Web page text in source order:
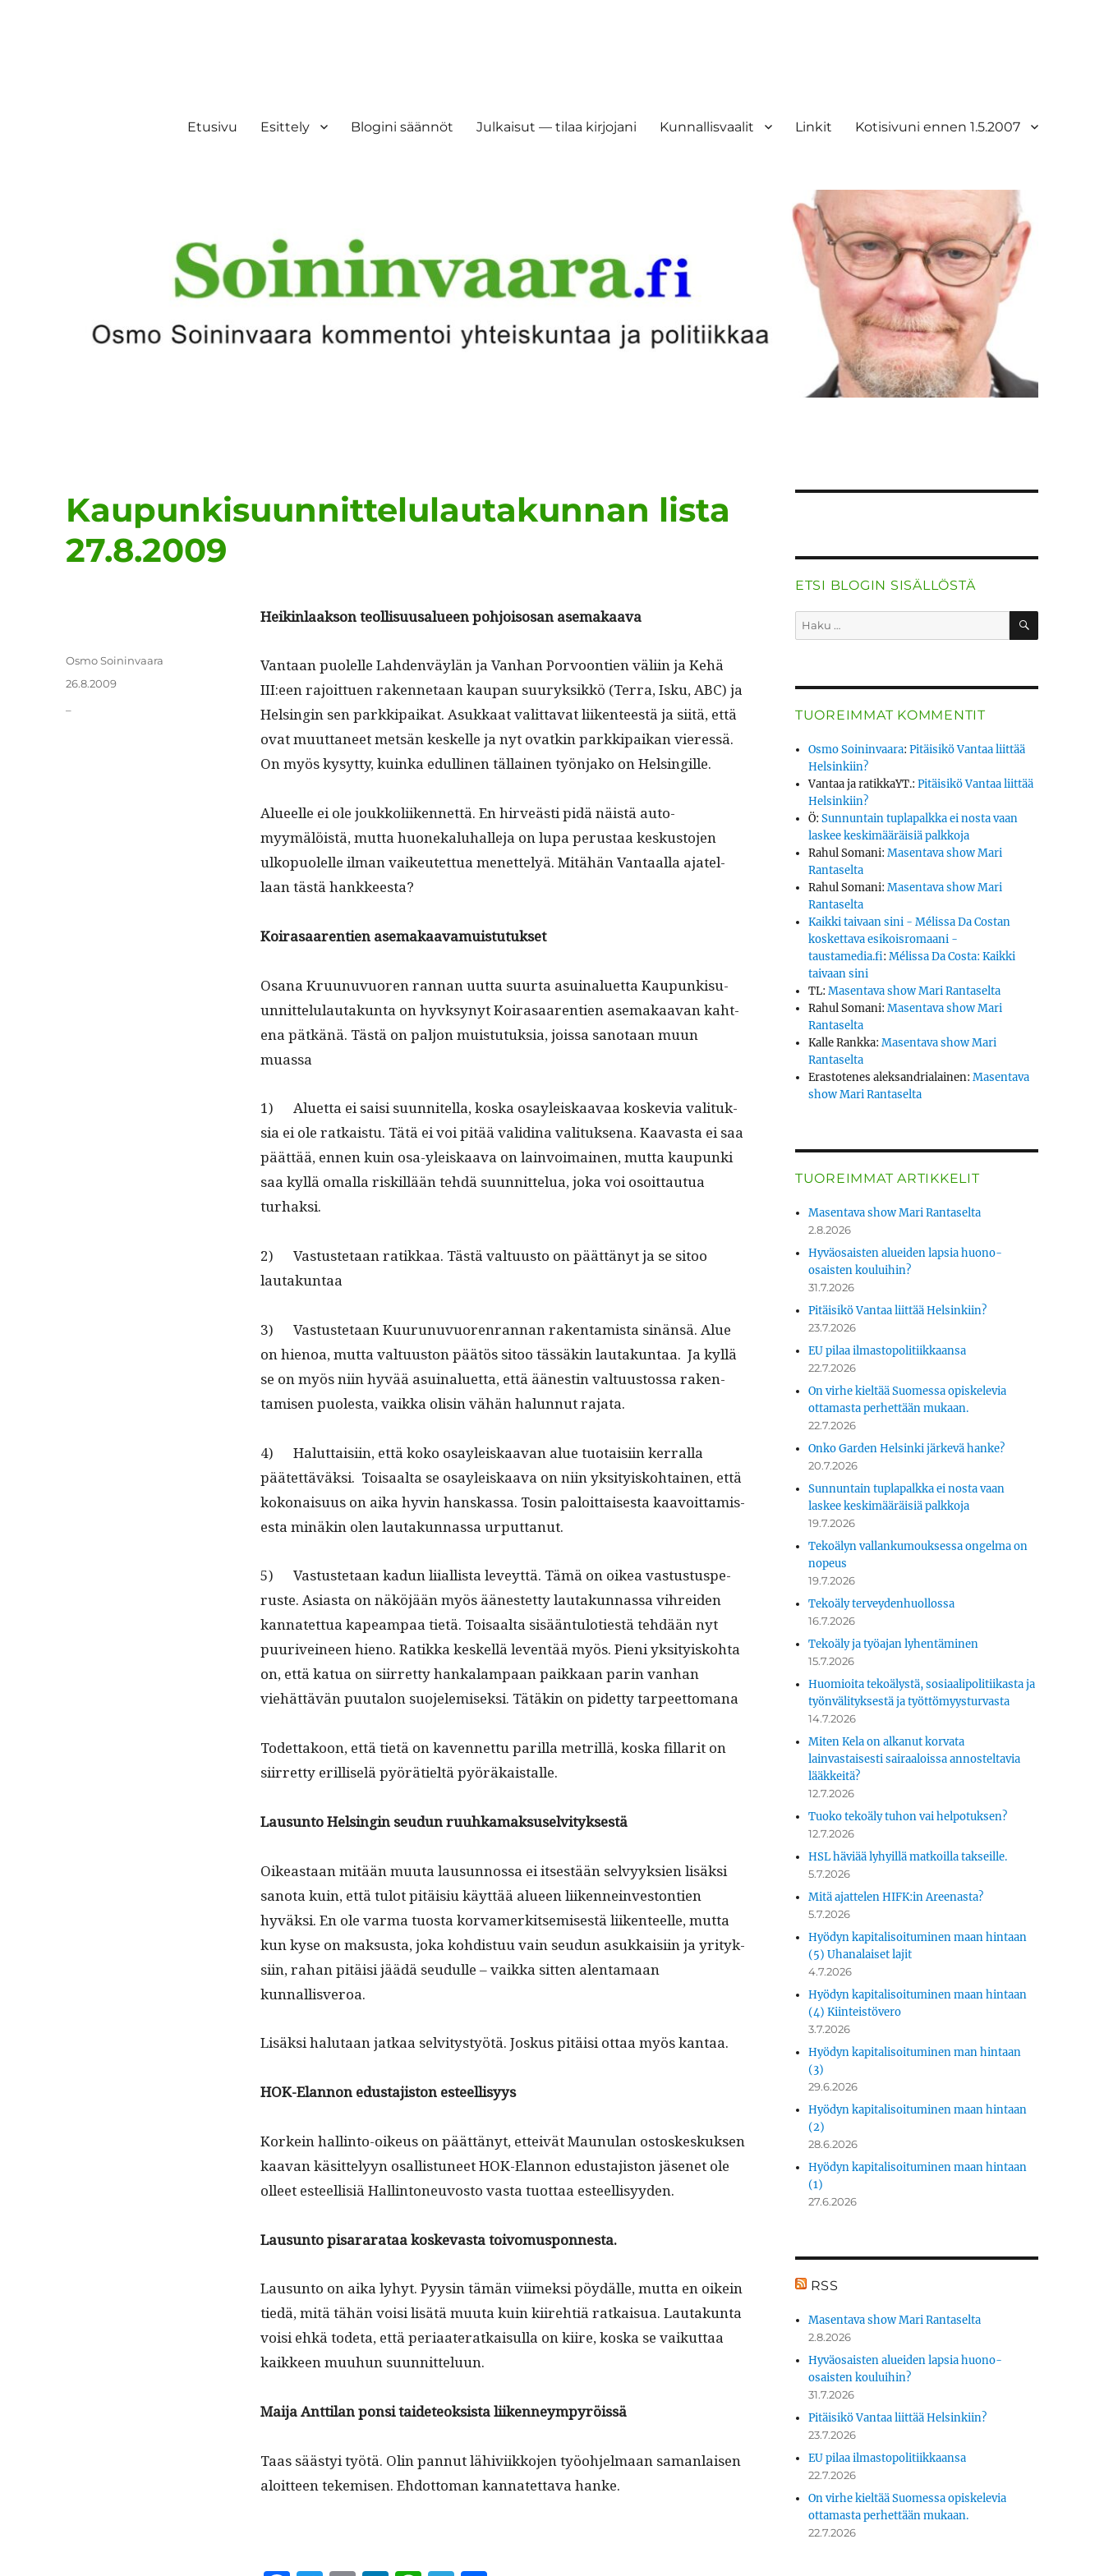
Etusivu Esittely Blogini säännöt Julkaisut — tilaa kirjojani Kunnallisvaalit Linkit Kotisivuni ennen 1.5.2007
Kaupunkisuunnittelulautakunnan lista
27.8.2009
Heikin­laak­son teol­lisu­usalueen pohjoisosan asemakaava
Van­taan puolelle Lah­den­väylän ja Van­han Por­voon­tien väli­in ja Kehä
III:een rajoittuen raken­netaan kau­pan suuryk­sikkö (Ter­ra, Isku, ABC) ja
Helsin­gin sen parkkipaikat. Asukkaat valit­ta­vat liiken­teestä ja siitä, että
ovat muut­ta­neet met­sän keskelle ja nyt ovatkin parkkipaikan vier­essä.
On myös kysyt­ty, kuin­ka edulli­nen täl­lainen työn­jako on Helsingille.
Alueelle ei ole joukkoli­iken­net­tä. En hirveästi pidä näistä auto­
myymälöistä, mut­ta huonekaluhalle­ja on lupa perus­taa keskus­to­jen
ulkop­uolelle ilman vaikeutet­tua menet­te­lyä. Mitähän Van­taal­la ajatel­
laan tästä hankkeesta?
Koirasaar­en­tien asemakaavamuistutukset
Osana Kru­unuvuoren ran­nan uut­ta suur­ta asuinaluet­ta Kaupunkisu­
un­nit­telu­lau­takun­ta on hyvksynyt Koirasaar­en­tien ase­makaa­van kaht­
e­na pätkänä. Tästä on paljon muis­tu­tuk­sia, jois­sa san­o­taan muun
muassa
1) Aluet­ta ei saisi suun­nitel­la, kos­ka osayleiskaavaa koske­via val­i­tuk­
sia ei ole ratkaistu. Tätä ei voi pitää valid­i­na val­i­tuk­se­na. Kaavas­ta ei saa
päät­tää, ennen kuin osa-yleiskaa­va on lain­voimainen, mut­ta kaupun­ki
saa kyl­lä oma­l­la riskil­lään tehdä suun­nit­telua, joka voi osoit­tau­tua
turhaksi.
2) Vas­tuste­taan ratikkaa. Tästä val­tu­us­to on päät­tänyt ja se sitoo
lautakuntaa
3) Vas­tuste­taan Kuu­runuvuoren­ran­nan rak­en­tamista sinän­sä. Alue
on hienoa, mut­ta val­tu­us­ton päätös sitoo tässäkin lau­takun­taa. Ja kyl­lä
se on myös niin hyvää asuinaluet­ta, että äänestin val­tu­us­tossa rak­en­
tamisen puoles­ta, vaik­ka olisin vähän halun­nut rajata.
4) Halut­taisi­in, että koko osayleiskaa­van alue tuo­taisi­in ker­ral­la
päätet­täväk­si. Toisaal­ta se osayleiskaa­va on niin yksi­tyisko­htainen, että
kokon­aisu­us on aika hyvin han­skas­sa. Tosin paloit­tais­es­ta kaavoit­tamis­
es­ta minäkin olen lau­takun­nas­sa urputtanut.
5) Vas­tuste­taan kadun liial­lista lev­eyt­tä. Tämä on oikea vas­tus­tus­pe­
ruste. Asi­as­ta on näköjään myös äänestet­ty lau­takun­nas­sa vihrei­den
kan­natet­tua kapeam­paa tietä. Toisaal­ta sisään­tu­loti­estä tehdään nyt
puurivei­neen hieno. Ratik­ka keskel­lä lev­en­tää myös. Pieni yksi­tyisko­h­ta
on, että kat­ua on siir­ret­ty han­kalam­paan paikkaan parin van­han
viehät­tävän puu­talon suo­jelemisek­si. Tätäkin on pidet­ty tarpeettomana
Todet­takoon, että tietä on kaven­net­tu par­il­la metril­lä, kos­ka fil­lar­it on
siir­ret­ty eril­liselä pyörätieltä pyöräkaistalle.
Lausun­to Helsin­gin seudun ruuhkamaksuselvityksestä
Oikeas­t­aan mitään muu­ta lausun­nos­sa ei itses­tään selvyyk­sien lisäk­si
san­o­ta kuin, että tulot pitäi­siu käyt­tää alueen liiken­nein­ve­ston­tien
hyväk­si. En ole var­ma tuos­ta kor­vamerk­it­semis­es­tä liiken­teelle, mut­ta
kun kyse on mak­sus­ta, joka kohdis­tuu vain seudun asukkaisi­in ja yri­tyk­
si­in, rahan pitäisi jäädä seudulle – vaik­ka sit­ten alen­ta­maan
kunnallisveroa.
Lisäk­si halu­taan jatkaa selvi­tystyötä. Joskus pitäisi ottaa myös kantaa.
HOK-Elan­non edus­ta­jis­ton esteellisyys
Korkein hallinto-oikeus on päät­tänyt, etteivät Maunulan ostoskeskuk­sen
kaa­van käsit­te­lyyn osal­lis­tuneet HOK-Elan­non edus­ta­jis­ton jäsenet ole
olleet esteel­lisiä Hallintoneu­vos­to vas­ta tuot­taa esteellisyyden.
Lausun­to pis­ararataa koskev­as­ta toivomusponnesta.
Lausun­to on aika lyhyt. Pyysin tämän viimek­si pöy­dälle, mut­ta en oikein
tiedä, mitä tähän voisi lisätä muu­ta kuin kiire­htiä ratkaisua. Lau­takun­ta
voisi ehkä tode­ta, että peri­aat­er­atkaisul­la on kiire, kos­ka se vaikut­taa
kaik­keen muuhun suunnitteluun.
Mai­ja Antti­lan pon­si taide­teok­sista liikenneympyröissä
Taas säästyi työtä. Olin pan­nut lähivi­ikko­jen työo­hjel­maan saman­laisen
aloit­teen tekemisen. Ehdot­toman kan­natet­ta­va hanke.
Kirjoittaja
Osmo Soininvaara
Julkaistu
26.8.2009
ETSI BLOGIN SISÄLLÖSTÄ
Etsi: HAKU
TUOREIMMAT KOMMENTIT
Osmo Soininvaara:Pitäisikö Vantaa liittää
Helsinkiin?
Vantaa ja ratikkaYT.:Pitäisikö Vantaa liittää
Helsinkiin?
Ö:Sunnuntain tuplapalkka ei nosta vaan
laskee keskimääräisiä palkkoja
Rahul Somani:Masentava show Mari
Rantaselta
Rahul Somani:Masentava show Mari
Rantaselta
Kaikki taivaan sini - Mélissa Da Costan
koskettava esikoisromaani -
taustamedia.fi:Mélissa Da Costa: Kaikki
taivaan sini
TL:Masentava show Mari Rantaselta
Rahul Somani:Masentava show Mari
Rantaselta
Kalle Rankka:Masentava show Mari
Rantaselta
Erastotenes aleksandrialainen:Masentava
show Mari Rantaselta
TUOREIMMAT ARTIKKELIT
Masentava show Mari Rantaselta
2.8.2026
Hyväosaisten alueiden lapsia huono-
osaisten kouluihin?
31.7.2026
Pitäisikö Vantaa liittää Helsinkiin?
23.7.2026
EU pilaa ilmastopolitiikkaansa
22.7.2026
On virhe kieltää Suomessa opiskelevia
ottamasta perhettään mukaan.
22.7.2026
Onko Garden Helsinki järkevä hanke?
20.7.2026
Sunnuntain tuplapalkka ei nosta vaan
laskee keskimääräisiä palkkoja
19.7.2026
Tekoälyn vallankumouksessa ongelma on
nopeus
19.7.2026
Tekoäly terveydenhuollossa
16.7.2026
Tekoäly ja työajan lyhentäminen
15.7.2026
Huomioita tekoälystä, sosiaalipolitiikasta ja
työnvälityksestä ja työttömyysturvasta
14.7.2026
Miten Kela on alkanut korvata
lainvastaisesti sairaaloissa annosteltavia
lääkkeitä?
12.7.2026
Tuoko tekoäly tuhon vai helpotuksen?
12.7.2026
HSL häviää lyhyillä matkoilla takseille.
5.7.2026
Mitä ajattelen HIFK:in Areenasta?
5.7.2026
Hyödyn kapitalisoituminen maan hintaan
(5) Uhanalaiset lajit
4.7.2026
Hyödyn kapitalisoituminen maan hintaan
(4) Kiinteistövero
3.7.2026
Hyödyn kapitalisoituminen man hintaan
(3)
29.6.2026
Hyödyn kapitalisoituminen maan hintaan
(2)
28.6.2026
Hyödyn kapitalisoituminen maan hintaan
(1)
27.6.2026
RSS
Masentava show Mari Rantaselta
2.8.2026
Hyväosaisten alueiden lapsia huono-
osaisten kouluihin?
31.7.2026
Pitäisikö Vantaa liittää Helsinkiin?
23.7.2026
EU pilaa ilmastopolitiikkaansa
22.7.2026
On virhe kieltää Suomessa opiskelevia
ottamasta perhettään mukaan.
22.7.2026